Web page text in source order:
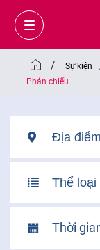
/ Sự kiện
Phản chiếu
Thời